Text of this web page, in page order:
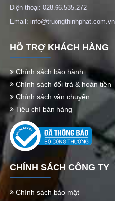
Điện thoại: 028.66.535.272
Email: info@truongthinhphat.com.vn
HỖ TRỢ KHÁCH HÀNG
Chính sách bảo hành
Chính sách đổi trả & hoàn tiền
Chính sách vận chuyển
Tiêu chí bán hàng
CHÍNH SÁCH CÔNG TY
Chính sách bảo mật